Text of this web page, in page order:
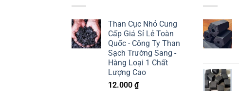
Than Cục Nhỏ Cung
Cấp Giá Sỉ Lẻ Toàn
Quốc - Công Ty Than
Sạch Trường Sang -
Hàng Loại 1 Chất
Lượng Cao
12.000 ₫